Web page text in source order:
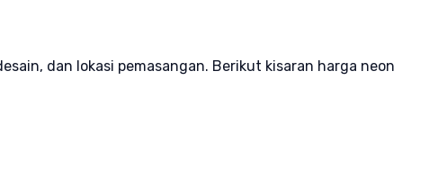
dan lokasi pemasangan. Berikut kisaran harga neon